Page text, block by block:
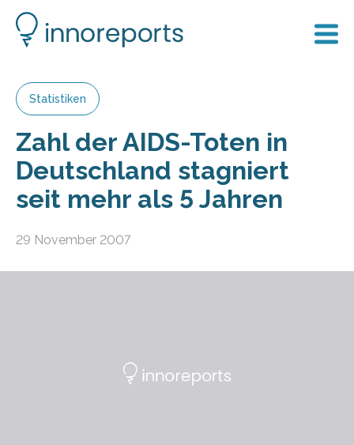
Statistiken
Zahl der AIDS-Toten in
Deutschland stagniert
seit mehr als 5 Jahren
29 November 2007